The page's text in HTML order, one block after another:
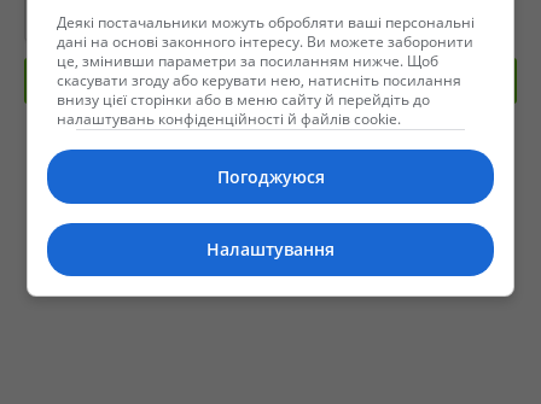
Отправить сообщение
Деякі постачальники можуть обробляти ваші персональні
дані на основі законного інтересу. Ви можете заборонити
це, змінивши параметри за посиланням нижче. Щоб
скасувати згоду або керувати нею, натисніть посилання
внизу цієї сторінки або в меню сайту й перейдіть до
налаштувань конфіденційності й файлів cookie.
Погоджуюся
Налаштування